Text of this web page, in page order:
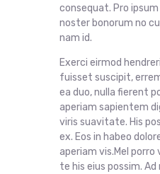
consequat. Pro
noster bonorum no
nam id.
Exerci eirmod
fuisset suscipit,
ea duo, nulla fierent
aperiam sapientem
viris suavitate. His
ex. Eos in habeo
aperiam vis.Mel
te his eius possim.